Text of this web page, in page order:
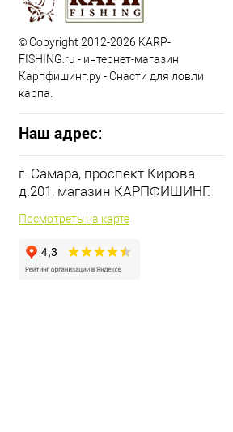
© Copyright 2012-2026 KARP-
FISHING.ru - интернет-магазин
Карпфишинг.ру - Снасти для ловли
карпа.
Наш адрес:
г. Самара, проспект Кирова
д.201, магазин КАРПФИШИНГ.
Посмотреть на карте